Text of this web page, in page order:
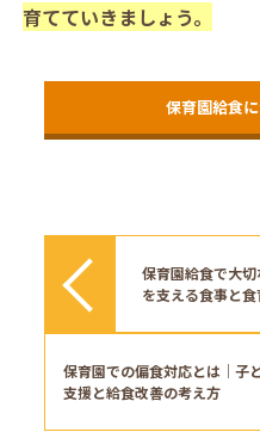
育てていきましょう。
保育園給食
保育園給食で大
を支える食事と
保育園での偏食対応とは｜子
支援と給食改善の考え方